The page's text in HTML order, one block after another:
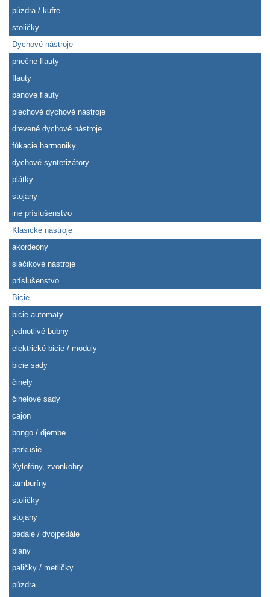
púzdra / kufre
stoličky
Dychové nástroje
priečne flauty
flauty
panove flauty
plechové dychové nástroje
drevené dychové nástroje
fúkacie harmoniky
dychové syntetizátory
plátky
stojany
iné príslušenstvo
Klasické nástroje
akordeony
sláčikové nástroje
príslušenstvo
Bicie
bicie automaty
jednotlivé bubny
elektrické bicie / moduly
bicie sady
činely
činelové sady
cajon
bongo / djembe
perkusie
Xylofóny, zvonkohry
tamburíny
stoličky
stojany
pedále / dvojpedále
blany
paličky / metličky
púzdra